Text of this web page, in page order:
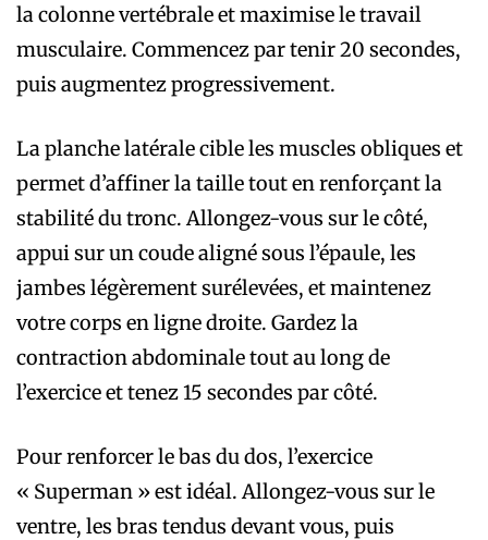
la colonne vertébrale et maximise le travail
musculaire. Commencez par tenir 20 secondes,
puis augmentez progressivement.
La planche latérale cible les muscles obliques et
permet d’affiner la taille tout en renforçant la
stabilité du tronc. Allongez-vous sur le côté,
appui sur un coude aligné sous l’épaule, les
jambes légèrement surélevées, et maintenez
votre corps en ligne droite. Gardez la
contraction abdominale tout au long de
l’exercice et tenez 15 secondes par côté.
Pour renforcer le bas du dos, l’exercice
« Superman » est idéal. Allongez-vous sur le
ventre, les bras tendus devant vous, puis